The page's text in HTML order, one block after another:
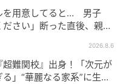
を用意してると… 男子
ださい」断った直後、親が
2026.8.6
難関校』出身！「次元が
」“華麗なる家系”に生ま